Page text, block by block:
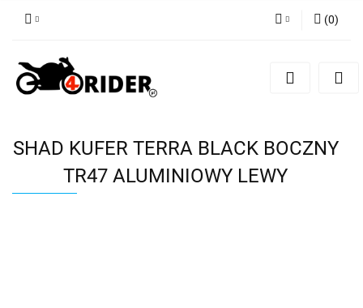
Zarejestruj się
(0)
SHAD KUFER TERRA BLACK BOCZNY
TR47 ALUMINIOWY LEWY